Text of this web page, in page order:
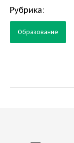
Рубрика:
Образование